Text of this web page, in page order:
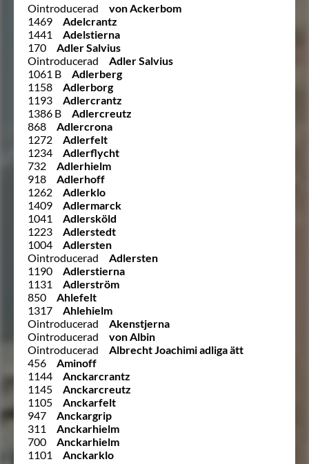
Ointroducerad
von Ackerbom
1469
Adelcrantz
1441
Adelstierna
170
Adler Salvius
Ointroducerad
Adler Salvius
1061 B
Adlerberg
1158
Adlerborg
1193
Adlercrantz
1386 B
Adlercreutz
868
Adlercrona
1272
Adlerfelt
1234
Adlerflycht
732
Adlerhielm
918
Adlerhoff
1262
Adlerklo
1409
Adlermarck
1041
Adlersköld
1223
Adlerstedt
1004
Adlersten
Ointroducerad
Adlersten
1190
Adlerstierna
1131
Adlerström
850
Ahlefelt
1317
Ahlehielm
Ointroducerad
Akenstjerna
Ointroducerad
von Albin
Ointroducerad
Albrecht Joachimi adliga ätt
456
Aminoff
1144
Anckarcrantz
1145
Anckarcreutz
1105
Anckarfelt
947
Anckargrip
311
Anckarhielm
700
Anckarhielm
1101
Anckarklo